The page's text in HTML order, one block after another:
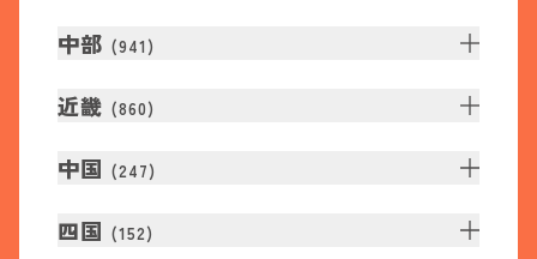
中部 (941 )
近畿 (860)
中国 (247)
四国 (152)